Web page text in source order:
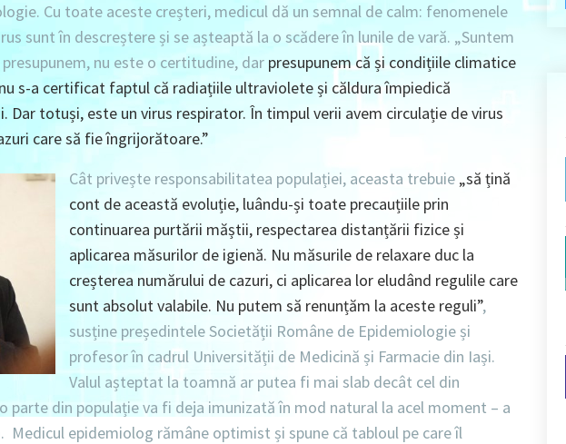
Cu toate aceste creșteri, medicul dă un semnal de calm: fenomenele
sunt în descreștere și se așteaptă la o scădere în lunile de vară. „Suntem
nu este o certitudine, dar presupunem că și condițiile climatice
s-a certificat faptul că radiațiile ultraviolete și căldura împiedică
Dar totuși, este un virus respirator. În timpul verii avem circulație de virus
care să fie îngrijorătoare.”
Cât privește responsabilitatea populației, aceasta trebuie „să țină
cont de această evoluție, luându-și toate precauțiile prin
continuarea purtării măștii, respectarea distanțării fizice și
aplicarea măsurilor de igienă. Nu măsurile de relaxare duc la
creșterea numărului de cazuri, ci aplicarea lor eludând regulile care
sunt absolut valabile. Nu putem să renunțăm la aceste reguli”,
susține președintele Societății Române de Epidemiologie și
profesor în cadrul Universității de Medicină și Farmacie din Iași.
Valul așteptat la toamnă ar putea fi mai slab decât cel din
parte din populație va fi deja imunizată în mod natural la acel moment – a
Medicul epidemiolog rămâne optimist și spune că tabloul pe care îl